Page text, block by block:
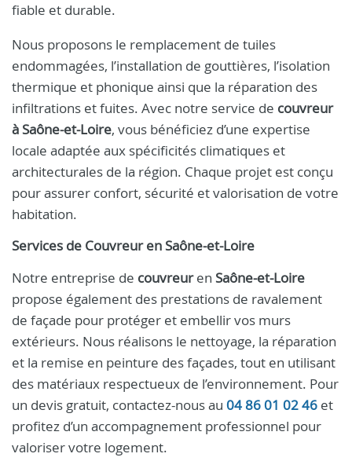
fiable et durable.
Nous proposons le remplacement de tuiles
endommagées, l’installation de gouttières, l’isolation
thermique et phonique ainsi que la réparation des
infiltrations et fuites. Avec notre service de couvreur
à Saône-et-Loire, vous bénéficiez d’une expertise
locale adaptée aux spécificités climatiques et
architecturales de la région. Chaque projet est conçu
pour assurer confort, sécurité et valorisation de votre
habitation.
Services de CouvreurenSaône-et-Loire
Notre entreprise de couvreuren Saône-et-Loire
propose également des prestations de ravalement
de façade pour protéger et embellir vos murs
extérieurs. Nous réalisons le nettoyage, la réparation
et la remise en peinture des façades, tout en utilisant
des matériaux respectueux de l’environnement. Pour
un devis gratuit, contactez-nous au 04 86 01 02 46 et
profitez d’un accompagnement professionnel pour
valoriser votre logement.